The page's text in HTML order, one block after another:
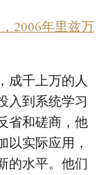
2006年里兹万
成千上万的人
入到系统学习
省和磋商，他
以实际应用，
的水平。他们